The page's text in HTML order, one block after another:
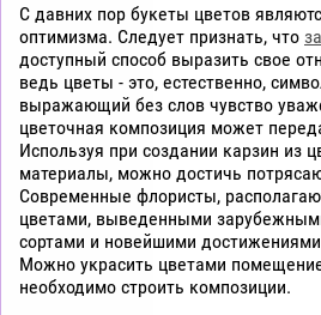
С давних пор букеты цветов
оптимизма. Следует признать, что
доступный способ выразить свое
ведь цветы - это, естественно,
выражающий без слов чувство
цветочная композиция может
Используя при создании карзин из
материалы, можно достичь
Современные флористы,
цветами, выведенными
сортами и новейшими
Можно украсить цветами
необходимо строить композиции.